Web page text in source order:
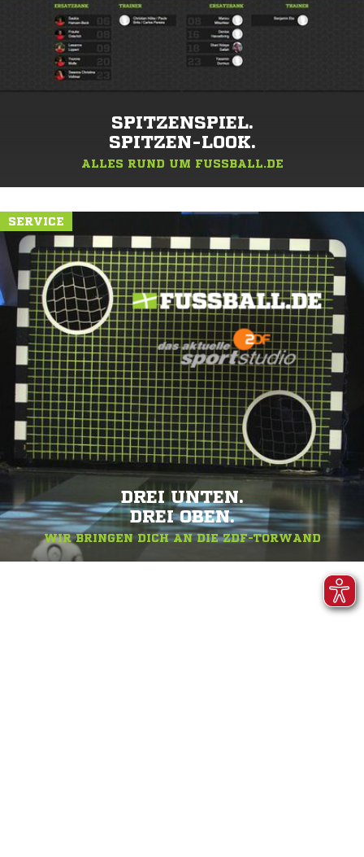
SPITZENSPIEL.
SPITZEN-LOOK.
ALLES RUND UM FUSSBALL.DE
SERVICE
DREI UNTEN.
DREI OBEN.
WIR BRINGEN DICH AN DIE ZDF-TORWAND